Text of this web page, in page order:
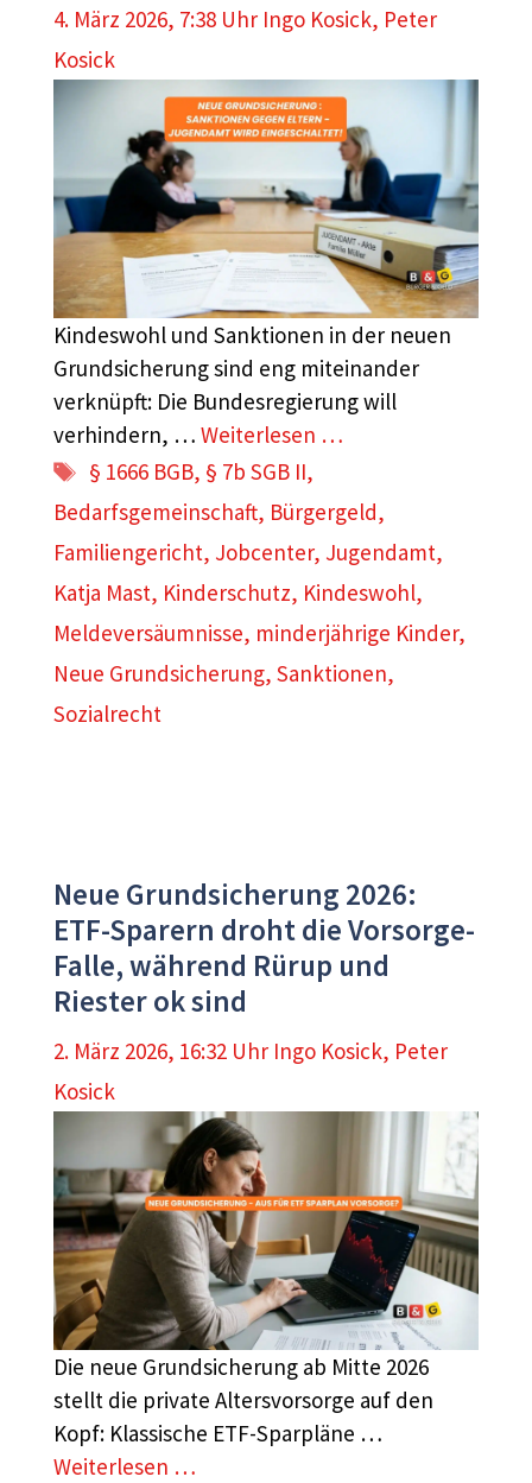
4. März 2026, 7:38 Uhr Ingo Kosick, Peter
Kosick
Kindeswohl und Sanktionen in der neuen
Grundsicherung sind eng miteinander
verknüpft: Die Bundesregierung will
verhindern, … Weiterlesen …
Schlagwörter
§ 1666 BGB, § 7b SGB II,
Bedarfsgemeinschaft, Bürgergeld,
Familiengericht, Jobcenter, Jugendamt,
Katja Mast, Kinderschutz, Kindeswohl,
Meldeversäumnisse, minderjährige Kinder,
Neue Grundsicherung, Sanktionen,
Sozialrecht
Neue Grundsicherung 2026:
ETF-Sparern droht die Vorsorge-
Falle, während Rürup und
Riester ok sind
2. März 2026, 16:32 Uhr Ingo Kosick, Peter
Kosick
Die neue Grundsicherung ab Mitte 2026
stellt die private Altersvorsorge auf den
Kopf: Klassische ETF-Sparpläne …
Weiterlesen …